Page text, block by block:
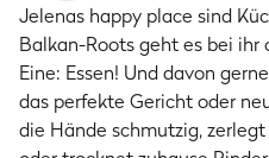
Jelenas happy place sind
Balkan-Roots geht es bei
Eine: Essen! Und davon
das perfekte Gericht oder
die Hände schmutzig,